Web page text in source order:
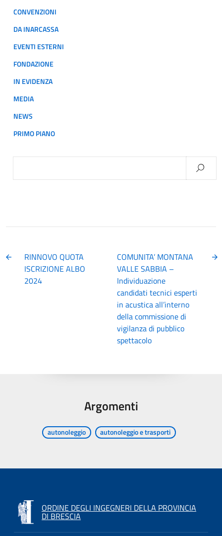
CONVENZIONI
DA INARCASSA
EVENTI ESTERNI
FONDAZIONE
IN EVIDENZA
MEDIA
NEWS
PRIMO PIANO
RINNOVO QUOTA
ISCRIZIONE ALBO
2024
COMUNITA’ MONTANA
VALLE SABBIA –
Individuazione
candidati tecnici esperti
in acustica all’interno
della commissione di
vigilanza di pubblico
spettacolo
Argomenti
autonoleggio autonoleggio e trasporti
ORDINE DEGLI INGEGNERI DELLA PROVINCIA
DI BRESCIA